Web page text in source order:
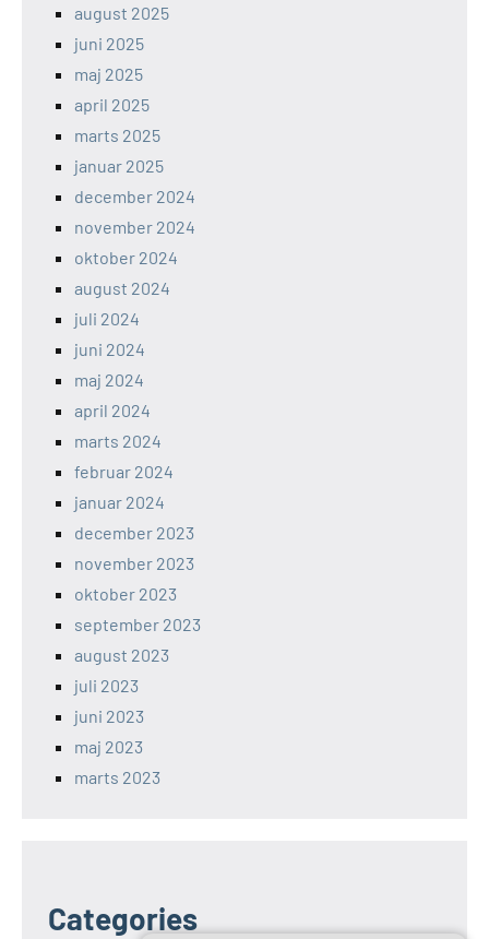
august 2025
juni 2025
maj 2025
april 2025
marts 2025
januar 2025
december 2024
november 2024
oktober 2024
august 2024
juli 2024
juni 2024
maj 2024
april 2024
marts 2024
februar 2024
januar 2024
december 2023
november 2023
oktober 2023
september 2023
august 2023
juli 2023
juni 2023
maj 2023
marts 2023
Categories